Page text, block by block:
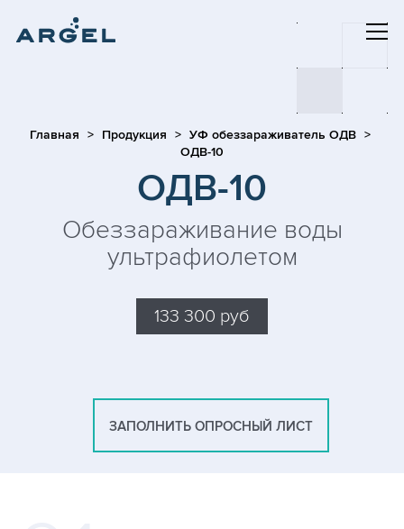
Главная Продукция
УФ обеззараживатель ОДВ
ОДВ-10
ОДВ-10
Обеззараживание воды
ультрафиолетом
133 300 руб
ЗАПОЛНИТЬ ОПРОСНЫЙ ЛИСТ